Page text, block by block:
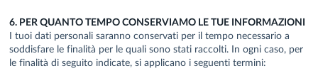
6. PER QUANTO TEMPO CONSERVIAMO LE TUE INFORMAZIONI
I tuoi dati personali saranno conservati per il tempo necessario a
soddisfare le finalità per le quali sono stati raccolti. In ogni caso, per
le finalità di seguito indicate, si applicano i seguenti termini: